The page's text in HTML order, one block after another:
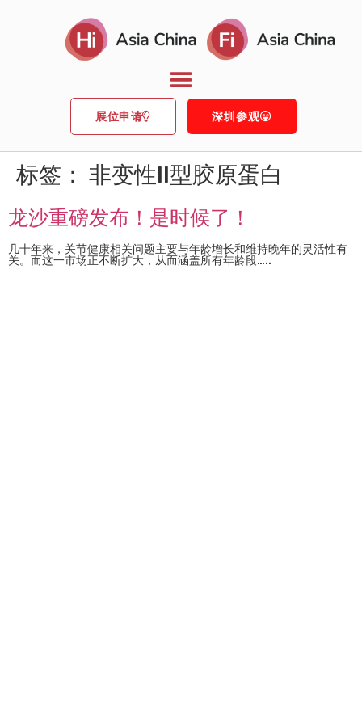
展位申请 深圳参观
标签： 非变性II型胶原蛋白
龙沙重磅发布！是时候了！
几十年来，关节健康相关问题主要与年龄增长和维持晚年的灵活性有
关。而这一市场正不断扩大，从而涵盖所有年龄段…..